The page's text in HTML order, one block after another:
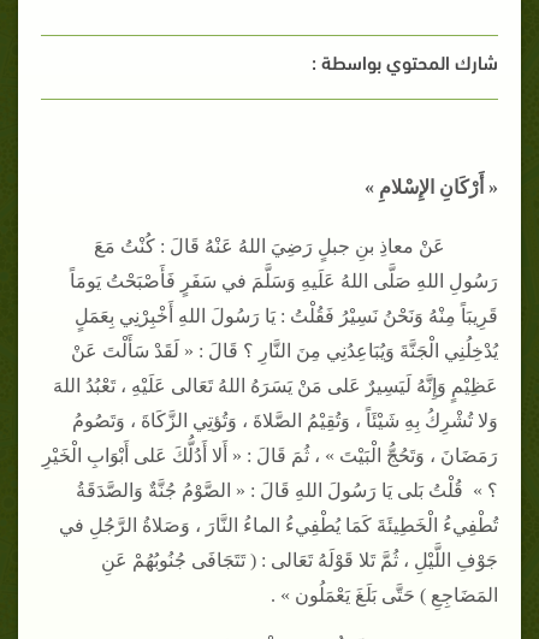
شارك المحتوي بواسطة :
« أَرْكَانِ الإِسْلامِ »
عَنْ معاذِ بنِ جبلٍ رَضِيَ اللهُ عَنْهُ قَالَ : كُنْتُ مَعَ
رَسُولِ اللهِ صَلَّى اللهُ عَلَيهِ وَسَلَّمَ في سَفَرٍ فَأَصْبَحْتُ يَومَاً
قَرِيبَاً مِنْهُ وَنَحْنُ نَسِيْرُ فَقُلْتُ : يَا رَسُولَ اللهِ أَخْبِرْنِي بِعَمَلٍ
يُدْخِلُنِي الْجَنَّةَ وَيُبَاعِدُنِي مِنَ النَّارِ ؟ قَالَ : « لَقَدْ سَأَلْتَ عَنْ
عَظِيْمٍ وَإِنَّهُ لَيَسِيرٌ عَلى مَنْ يَسَرَهُ اللهُ تَعَالى عَلَيْهِ ، تَعْبُدُ اللهَ
وَلا تُشْرِكُ بِهِ شَيْئَاً ، وَتُقِيْمُ الصَّلاةَ ، وَتُؤتِي الزَّكَاةَ ، وَتَصُومُ
رَمَضَانَ ، وَتَحُجُّ الْبَيْتَ » ، ثُمَ قَالَ : « أَلا أَدُلُّكَ عَلى أَبْوَابِ الْخَيْرِ
؟ » قُلْتُ بَلى يَا رَسُولَ اللهِ قَالَ : « الصَّوْمُ جُنَّةٌ وَالصَّدَقَةُ
تُطْفِيءُ الْخَطِيئَةَ كَمَا يُطْفِيءُ الماءُ النَّارَ ، وَصَلاةُ الرَّجُلِ في
جَوْفِ اللَّيْلِ ، ثُمَّ تَلا قَوْلَهُ تَعَالى : ( تَتَجَافَى جُنُوبُهُمْ عَنِ
المَضَاجِعِ ) حَتَّى بَلَغَ يَعْمَلُون » .